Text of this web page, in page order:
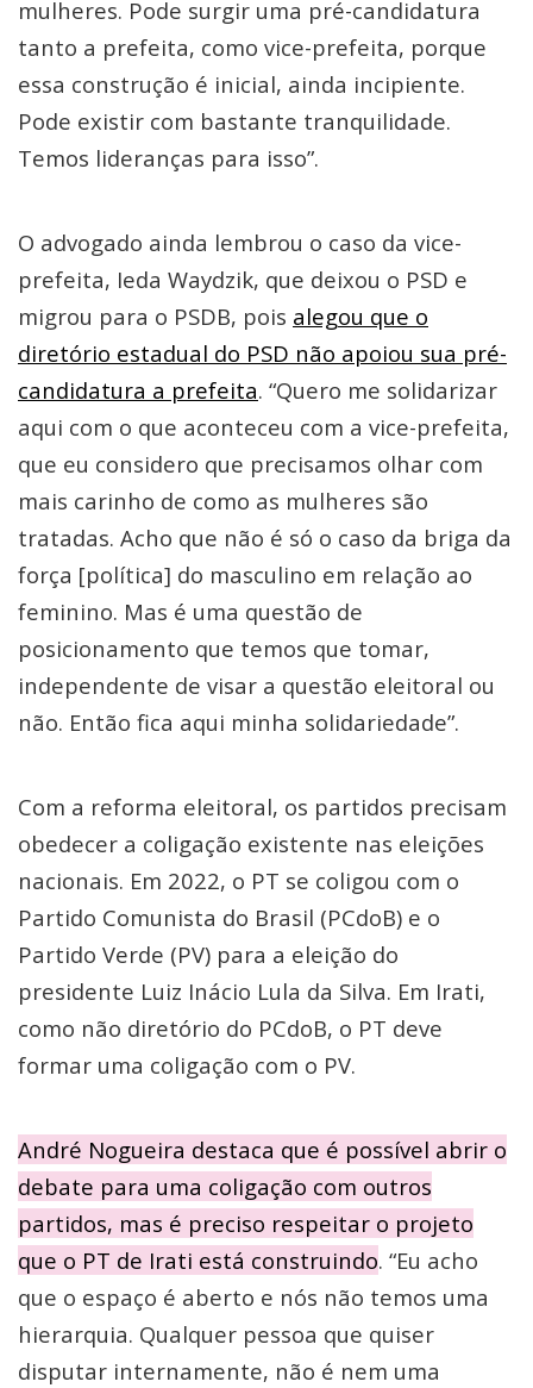
mulheres. Pode surgir uma pré-candidatura
tanto a prefeita, como vice-prefeita, porque
essa construção é inicial, ainda incipiente.
Pode existir com bastante tranquilidade.
Temos lideranças para isso”.
O advogado ainda lembrou o caso da vice-
prefeita, Ieda Waydzik, que deixou o PSD e
migrou para o PSDB, pois alegou que o
diretório estadual do PSD não apoiou sua pré-
candidatura a prefeita. “Quero me solidarizar
aqui com o que aconteceu com a vice-prefeita,
que eu considero que precisamos olhar com
mais carinho de como as mulheres são
tratadas. Acho que não é só o caso da briga da
força [política] do masculino em relação ao
feminino. Mas é uma questão de
posicionamento que temos que tomar,
independente de visar a questão eleitoral ou
não. Então fica aqui minha solidariedade”.
Com a reforma eleitoral, os partidos precisam
obedecer a coligação existente nas eleições
nacionais. Em 2022, o PT se coligou com o
Partido Comunista do Brasil (PCdoB) e o
Partido Verde (PV) para a eleição do
presidente Luiz Inácio Lula da Silva. Em Irati,
como não diretório do PCdoB, o PT deve
formar uma coligação com o PV.
André Nogueira destaca que é possível abrir o
debate para uma coligação com outros
partidos, mas é preciso respeitar o projeto
que o PT de Irati está construindo. “Eu acho
que o espaço é aberto e nós não temos uma
hierarquia. Qualquer pessoa que quiser
disputar internamente, não é nem uma